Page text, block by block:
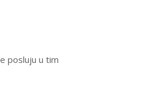
posluju u tim